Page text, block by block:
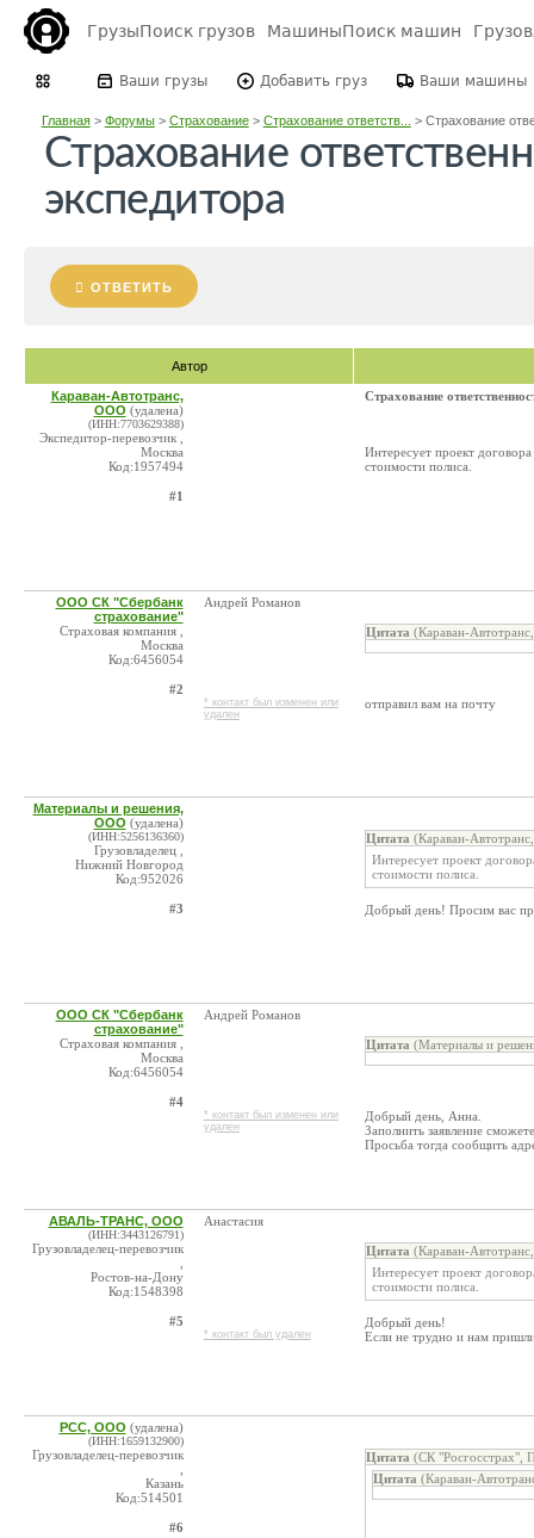
ГрузыПоиск грузов МашиныПоиск машин
Ваши грузы Добавить груз Ваши машины
Главная> Форумы> Страхование> Страхование ответств... > Страхование
Страхование
экспедитора
ОТВЕТИТЬ
Автор
Караван-Автотранс,
ООО (удалена)
(ИНН:7703629388)
Экспедитор-перевозчик ,
Москва
Код:1957494
#1
Страхование
Интересует проект
стоимости полиса.
ООО СК "Сбербанк
страхование"
Страховая компания ,
Москва
Код:6456054
#2
Андрей Романов
* контакт был изменен или
удален
Цитата (Караван-
отправил вам на почту
Материалы и решения,
ООО (удалена)
(ИНН:5256136360)
Грузовладелец ,
Нижний Новгород
Код:952026
#3
Цитата (Караван-
Интересует проект
стоимости полиса.
Добрый день! Просим вас
ООО СК "Сбербанк
страхование"
Страховая компания ,
Москва
Код:6456054
#4
Андрей Романов
* контакт был изменен или
удален
Цитата (Материалы и
Добрый день, Анна.
Заполнить заявление
Просьба тогда сообщить
АВАЛЬ-ТРАНС, ООО
(ИНН:3443126791)
Грузовладелец-перевозчик
Ростов-на-Дону
Код:1548398
#5
Анастасия
* контакт был удален
Цитата (Караван-
Интересует проект
стоимости полиса.
Добрый день!
Если не трудно и нам
РСС, ООО (удалена)
(ИНН:1659132900)
Грузовладелец-перевозчик
Казань
Код:514501
#6
Цитата (СК "Росгосстрах",
Цитата (Караван-